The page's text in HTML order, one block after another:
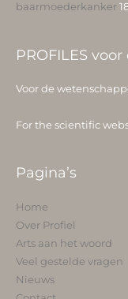
baarmoederkanker
PROFILES
Voor de
For the scientific
Pagina’s
Home
Over Profiel
Arts aan het woord
Veel gestelde vragen
Nieuws